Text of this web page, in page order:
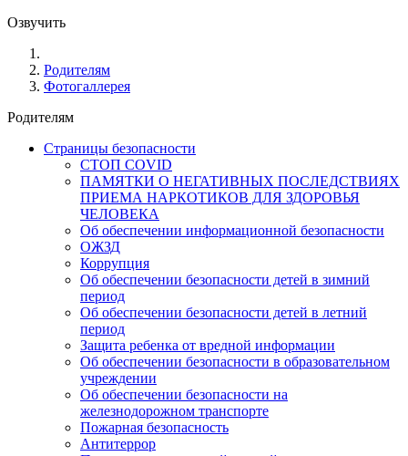
Озвучить
Родителям
Фотогаллерея
Родителям
Страницы безопасности
СТОП COVID
ПАМЯТКИ О НЕГАТИВНЫХ ПОСЛЕДСТВИЯХ
ПРИЕМА НАРКОТИКОВ ДЛЯ ЗДОРОВЬЯ
ЧЕЛОВЕКА
Об обеспечении информационной безопасности
ОЖЗД
Коррупция
Об обеспечении безопасности детей в зимний
период
Об обеспечении безопасности детей в летний
период
Защита ребенка от вредной информации
Об обеспечении безопасности в образовательном
учреждении
Об обеспечении безопасности на
железнодорожном транспорте
Пожарная безопасность
Антитеррор